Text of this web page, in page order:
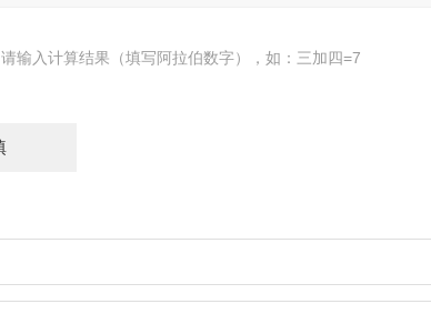
请输入计算结果（填写阿拉伯数字），如：三加四=7